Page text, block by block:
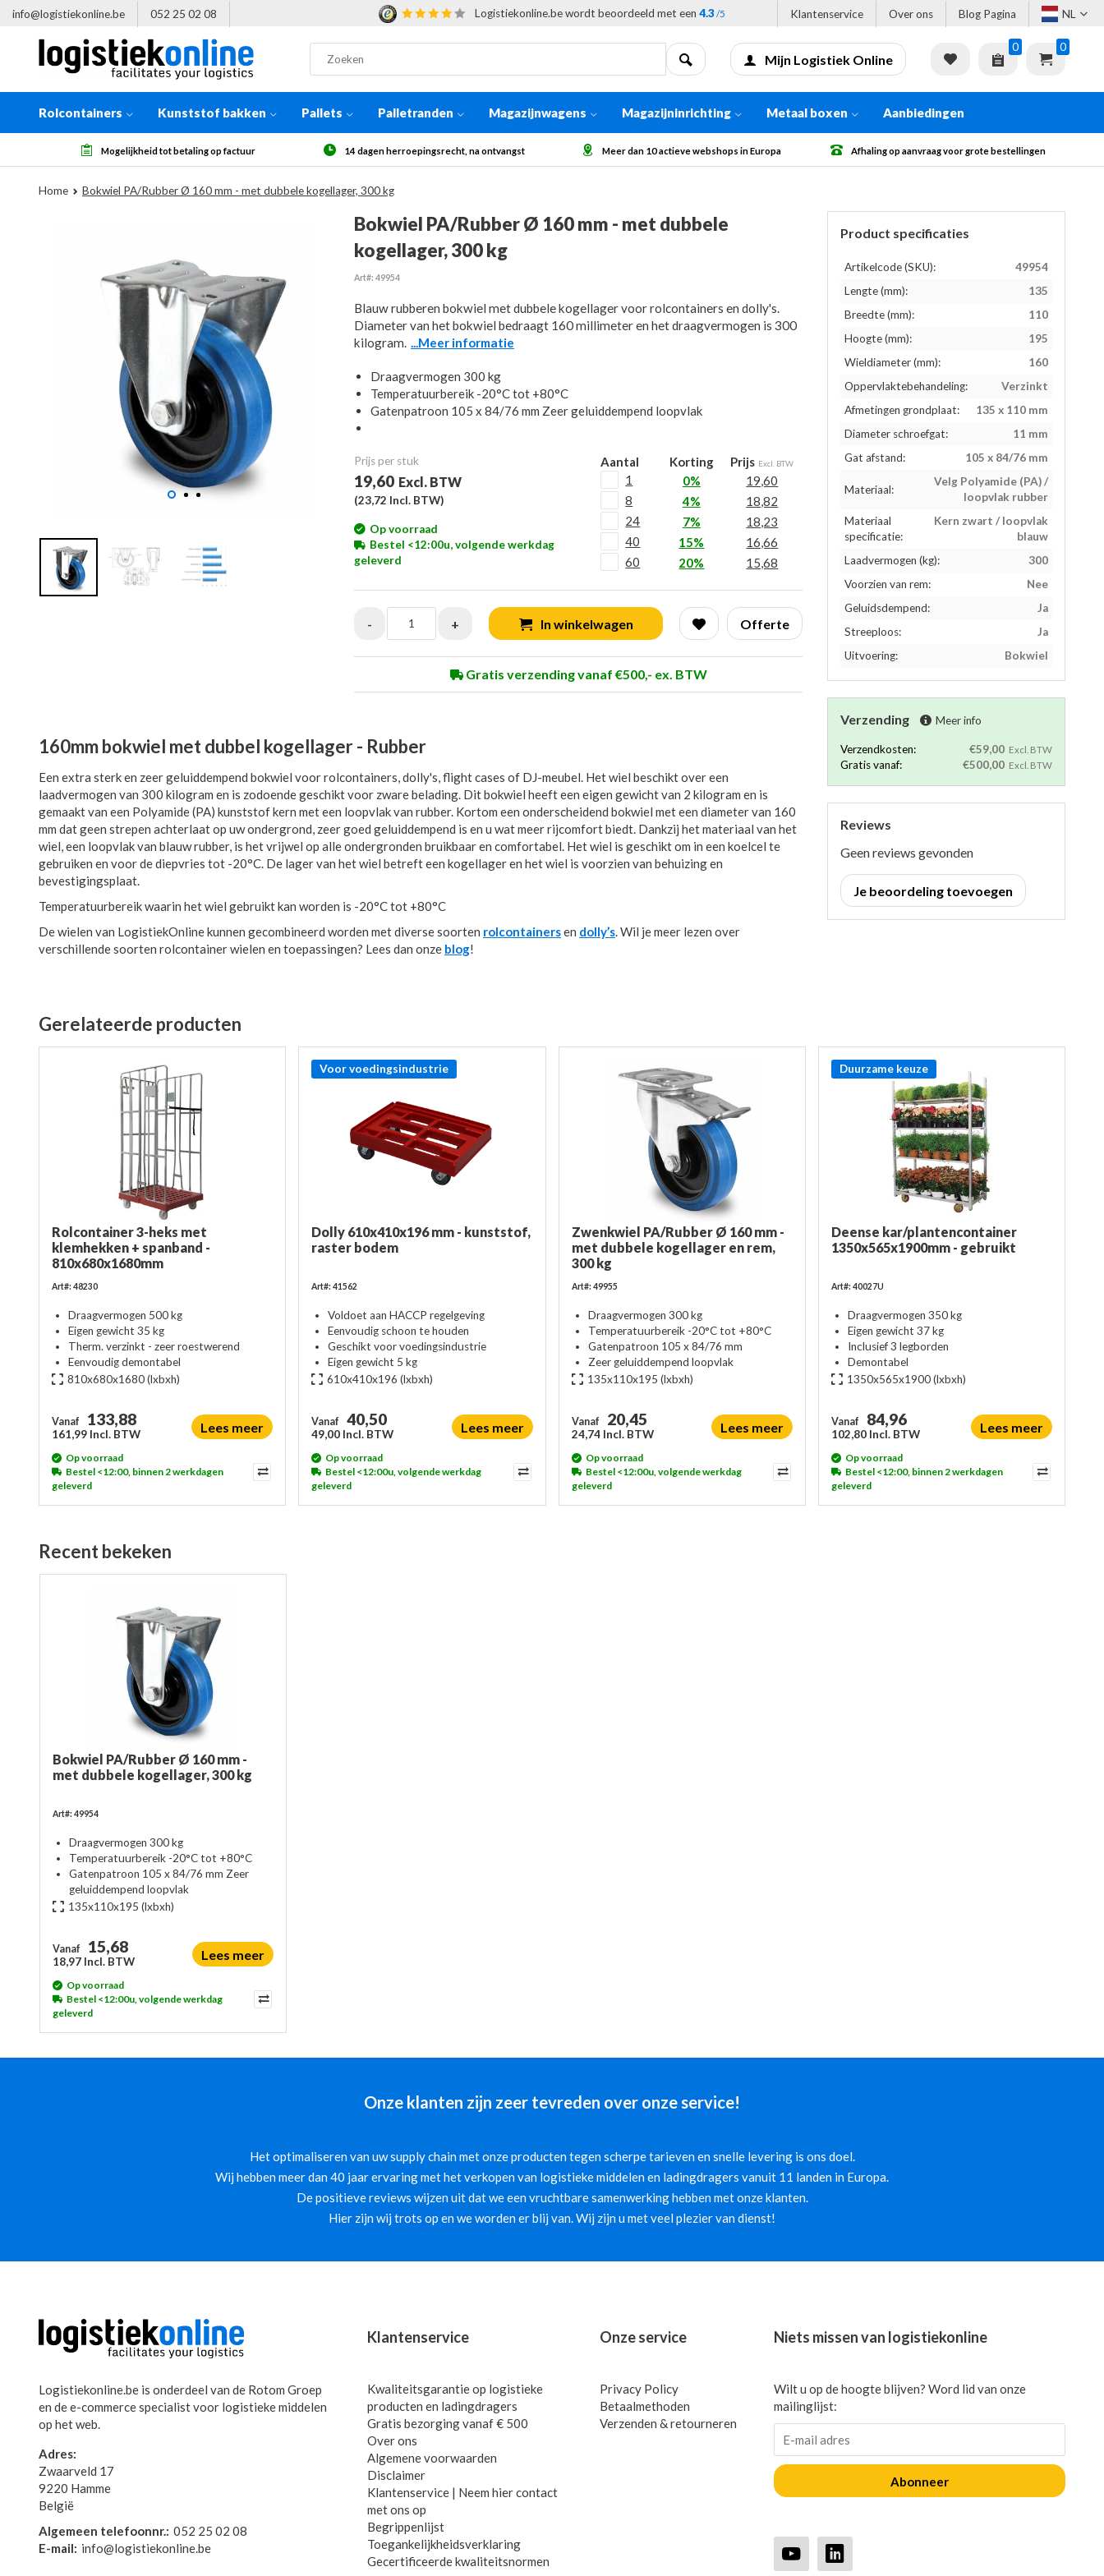
info@logistiekonline.be 052 25 02 08 Logistiekonline.be wordt beoordeeld met een 4.3/5 Klantenservice Over ons Blog Pagina NL
Mijn Logistiek Online
0 0
Rolcontainers Kunststof bakken Pallets Palletranden Magazijnwagens Magazijninrichting Metaal boxen Aanbiedingen
14 dagen herroepingsrecht, na ontvangst Meer dan 10 actieve webshops in Europa Afhaling op aanvraag voor grote bestellingen Gratis verzending vanaf € 500 excl. BTW
Home Bokwiel PA/Rubber Ø 160 mm - met dubbele kogellager, 300 kg
Bokwiel PA/Rubber Ø 160 mm - met dubbele
kogellager, 300 kg
Art#: 49954
Blauw rubberen bokwiel met dubbele kogellager voor rolcontainers en dolly's.
Diameter van het bokwiel bedraagt 160 millimeter en het draagvermogen is 300
kilogram. ...Meer informatie
Draagvermogen 300 kg
Temperatuurbereik -20°C tot +80°C
Gatenpatroon 105 x 84/76 mm Zeer geluiddempend loopvlak
Prijs per stuk
19,60 Excl. BTW
(23,72 Incl. BTW)
Op voorraad
Bestel <12:00u, volgende werkdag
geleverd
Aantal Korting Prijs Excl. BTW
1 0%
19,60
8
4%
18,82
24
7%
18,23
40
15%
16,66
60
20% 15,68
- + In winkelwagen Offerte
Gratis verzending vanaf €500,- ex. BTW
160mm bokwiel met dubbel kogellager - Rubber
Een extra sterk en zeer geluiddempend bokwiel voor rolcontainers, dolly's, flight cases of DJ-meubel. Het wiel beschikt over een
laadvermogen van 300 kilogram en is zodoende geschikt voor zware belading. Dit bokwiel heeft een eigen gewicht van 2 kilogram en is
gemaakt van een Polyamide (PA) kunststof kern met een loopvlak van rubber. Kortom een onderscheidend bokwiel met een diameter van 160
mm dat geen strepen achterlaat op uw ondergrond, zeer goed geluiddempend is en u wat meer rijcomfort biedt. Dankzij het materiaal van het
wiel, een loopvlak van blauw rubber, is het vrijwel op alle ondergronden bruikbaar en comfortabel. Het wiel is geschikt om in een koelcel te
gebruiken en voor de diepvries tot -20°C. De lager van het wiel betreft een kogellager en het wiel is voorzien van behuizing en
bevestigingsplaat.
Temperatuurbereik waarin het wiel gebruikt kan worden is -20°C tot +80°C
De wielen van LogistiekOnline kunnen gecombineerd worden met diverse soorten rolcontainersen dolly’s. Wil je meer lezen over
verschillende soorten rolcontainer wielen en toepassingen? Lees dan onze blog!
Product specificaties
Artikelcode (SKU):
49954
Lengte (mm):
135
Breedte (mm):
110
Hoogte (mm):
195
Wieldiameter (mm):
160
Oppervlaktebehandeling:
Verzinkt
Afmetingen grondplaat:
135 x 110 mm
Diameter schroefgat:
11 mm
Gat afstand:
105 x 84/76 mm
Materiaal:
Velg Polyamide (PA) /
loopvlak rubber
Materiaal
specificatie:
Kern zwart / loopvlak
blauw
Laadvermogen (kg):
300
Voorzien van rem:
Nee
Geluidsdempend:
Ja
Streeploos:
Ja
Uitvoering:
Bokwiel
Verzending Meer info
Verzendkosten: €59,00 Excl. BTW
Gratis vanaf: €500,00 Excl. BTW
Reviews
Geen reviews gevonden
Je beoordeling toevoegen
Gerelateerde producten
Rolcontainer 3-heks met
klemhekken + spanband -
810x680x1680mm
Art#: 48230
Draagvermogen 500 kg
Eigen gewicht 35 kg
Therm. verzinkt - zeer roestwerend
Eenvoudig demontabel
810x680x1680(lxbxh)
Vanaf 133,88
161,99 Incl. BTW Lees meer
Op voorraad
Bestel <12:00, binnen 2 werkdagen
geleverd
Voor voedingsindustrie
Dolly 610x410x196 mm - kunststof,
raster bodem
Art#: 41562
Voldoet aan HACCP regelgeving
Eenvoudig schoon te houden
Geschikt voor voedingsindustrie
Eigen gewicht 5 kg
610x410x196 (lxbxh)
Vanaf 40,50
49,00 Incl. BTW Lees meer
Op voorraad
Bestel <12:00u, volgende werkdag
geleverd
Zwenkwiel PA/Rubber Ø 160 mm -
met dubbele kogellager en rem,
300 kg
Art#: 49955
Draagvermogen 300 kg
Temperatuurbereik -20°C tot +80°C
Gatenpatroon 105 x 84/76 mm
Zeer geluiddempend loopvlak
135x110x195 (lxbxh)
Vanaf 20,45
24,74 Incl. BTW Lees meer
Op voorraad
Bestel <12:00u, volgende werkdag
geleverd
Duurzame keuze
Deense kar/plantencontainer
1350x565x1900mm - gebruikt
Art#: 40027U
Draagvermogen 350 kg
Eigen gewicht 37 kg
Inclusief 3 legborden
Demontabel
1350x565x1900(lxbxh)
Vanaf 84,96
102,80 Incl. BTW Lees meer
Op voorraad
Bestel <12:00, binnen 2 werkdagen
geleverd
Recent bekeken
Bokwiel PA/Rubber Ø 160 mm -
met dubbele kogellager, 300 kg
Art#: 49954
Draagvermogen 300 kg
Temperatuurbereik -20°C tot +80°C
Gatenpatroon 105 x 84/76 mm Zeer
geluiddempend loopvlak
135x110x195 (lxbxh)
Vanaf 15,68
18,97 Incl. BTW Lees meer
Op voorraad
Bestel <12:00u, volgende werkdag
geleverd
Onze klanten zijn zeer tevreden over onze service!
Het optimaliseren van uw supply chain met onze producten tegen scherpe tarieven en snelle levering is ons doel.
Wij hebben meer dan 40 jaar ervaring met het verkopen van logistieke middelen en ladingdragers vanuit 11 landen in Europa.
De positieve reviews wijzen uit dat we een vruchtbare samenwerking hebben met onze klanten.
Hier zijn wij trots op en we worden er blij van. Wij zijn u met veel plezier van dienst!
Logistiekonline.be is onderdeel van de Rotom Groep
en de e-commerce specialist voor logistieke middelen
op het web.
Adres:
Zwaarveld 17
9220 Hamme
België
Algemeen telefoonnr.: 052 25 02 08
E-mail: info@logistiekonline.be
Klantenservice
Kwaliteitsgarantie op logistieke
producten en ladingdragers
Gratis bezorging vanaf € 500
Over ons
Algemene voorwaarden
Disclaimer
Klantenservice | Neem hier contact
met ons op
Begrippenlijst
Toegankelijkheidsverklaring
Gecertificeerde kwaliteitsnormen
Onze service
Privacy Policy
Betaalmethoden
Verzenden & retourneren
Niets missen van logistiekonline
Wilt u op de hoogte blijven? Word lid van onze
mailinglijst:
Abonneer